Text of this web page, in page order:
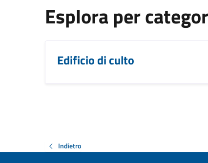
Esplora per
Edificio di culto
Indietro